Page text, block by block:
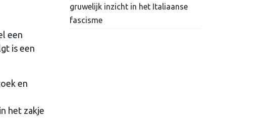
een
is een
en
het zakje
gruwelijk inzicht in het Italiaanse
fascisme